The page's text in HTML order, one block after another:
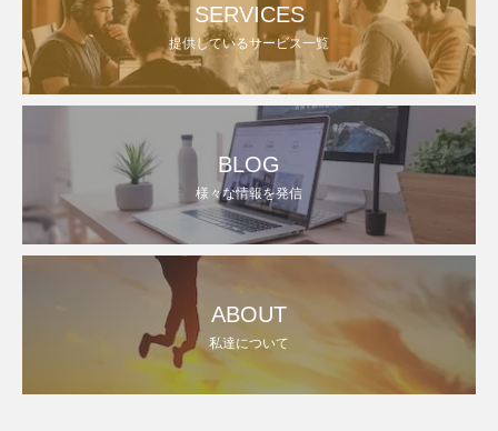
SERVICES
提供しているサービス一覧
BLOG
様々な情報を発信
ABOUT
私達について